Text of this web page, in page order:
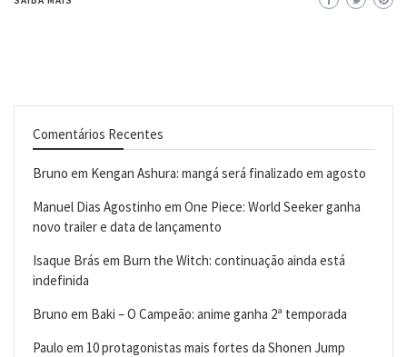
Comentários Recentes
Bruno em Kengan Ashura: mangá será finalizado em agosto
Manuel Dias Agostinho em One Piece: World Seeker ganha
novo trailer e data de lançamento
Isaque Brás em Burn the Witch: continuação ainda está
indefinida
Bruno em Baki – O Campeão: anime ganha 2ª temporada
Paulo em 10 protagonistas mais fortes da Shonen Jump